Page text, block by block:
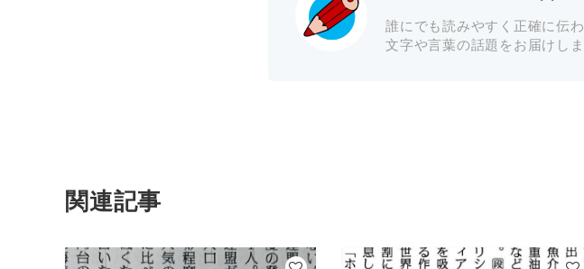
誰にでも読みやすく正確に伝
文字や言葉の話題をお届けしま
関連記事